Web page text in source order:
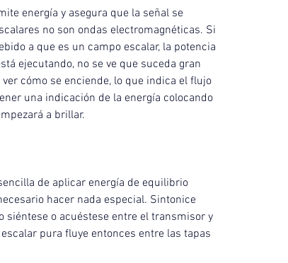
energía y asegura que la señal se
no son ondas electromagnéticas. Si
a que es un campo escalar, la potencia
ejecutando, no se ve que suceda gran
cómo se enciende, lo que indica el flujo
una indicación de la energía colocando
a brillar.
de aplicar energía de equilibrio
hacer nada especial. Sintonice
siéntese o acuéstese entre el transmisor y
pura fluye entonces entre las tapas